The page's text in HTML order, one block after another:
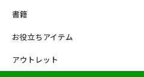
書籍
お役立ちアイテム
アウトレット